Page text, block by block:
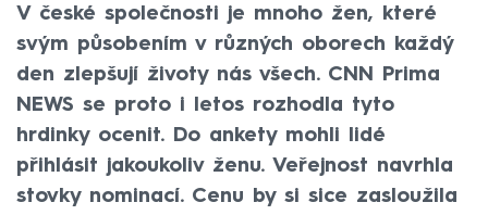
V české společnosti je mnoho žen, které
svým působením v různých oborech každý
den zlepšují životy nás všech. CNN Prima
NEWS se proto i letos rozhodla tyto
hrdinky ocenit. Do ankety mohli lidé
přihlásit jakoukoliv ženu. Veřejnost navrhla
stovky nominací. Cenu by si sice zasloužila